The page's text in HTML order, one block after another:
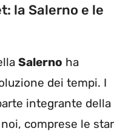
la Salerno e le
Salerno ha
dei tempi. I
integrante della
comprese le star